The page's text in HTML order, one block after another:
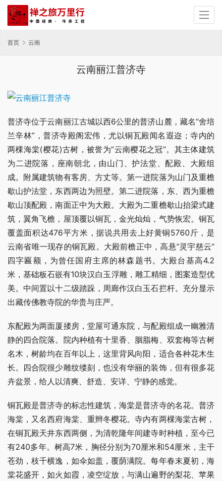
首页 云南
云南丽江普济寺
普济寺位于云南丽江古城以西6公里的普济山麓，藏名“舍培
兰辛林”，普济寺殿阁宏伟，尤以铜瓦殿闻名遐迩；寺内的
两棵海棠(樱花)古树，被誉为”云南樱花之冠”。其主体建筑
为二进院落，座南朝北，由山门、护法堂、配殿、大殿组
成。附属建筑物有客房、方丈等。第一进院落为山门及重檐
歇山护法堂，东西两边为照壁。第二进院落，东、西为重檐
歇山顶配殿，南面正中为大殿。大殿为二重檐歇山抬梁式建
筑，翼角飞檐，屋顶覆以铜瓦，金光灿灿，气势恢宏。铜瓦
覆盖面积达476平方米，据说共用去上好黄铜5760斤，是
云南省唯一现存的铜瓦殿。大殿前檐正中，高悬“灵宇慈云”
四字匾额，为曾任国府主席的林森题书。大殿台基高4.2
米，基础板石嵌有10块汉白玉浮雕，雕工精细，图案造型优
美。中间置以十二级踏跺，周廊作汉白玉石拦杆。充分显示
出藏传佛教寺院的华贵与庄严。
东配殿为两面厦搂房，堂屋可通东院，与配殿组成一幽雅清
静的四合院落。院内种植有十里香、胭脂梅、双套梅等古树
名木，树龄均在百年以上，这里背风向阳，适合各种花木生
长。四合院很少雕纹缕刻，也没有华丽的装饰，但有很多花
卉盆景，给人以清爽、舒造、安详、宁静的感觉。
铜瓦殿是普济寺的标志性建筑，海棠是普济寺的名花。普济
海棠，又名西府海棠、重辫冬樱花。寺内有两棵海棠古树，
在铜瓦殿天井东西两侧，为清乾隆年间建寺时种植，至今已
有240多年。树高7米，胸径分别为70厘米和54厘米，主干
苍劲，枝千横逸，如伞如盖，覆荫满院。每年春末夏初，海
棠花盛开，如火如霞，凌空绽放，与满山遍野的梨花、苹果